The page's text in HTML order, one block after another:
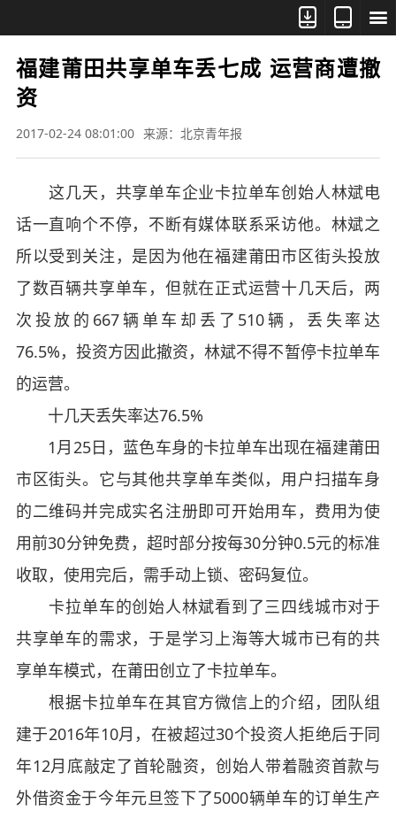



福建莆田共享单车丢七成 运营商遭撤
资
2017-02-24 08:01:00 来源：北京青年报
这几天，共享单车企业卡拉单车创始人林斌电
话一直响个不停，不断有媒体联系采访他。林斌之
所以受到关注，是因为他在福建莆田市区街头投放
了数百辆共享单车，但就在正式运营十几天后，两
次投放的667辆单车却丢了510辆，丢失率达
76.5%，投资方因此撤资，林斌不得不暂停卡拉单车
的运营。
十几天丢失率达76.5%
1月25日，蓝色车身的卡拉单车出现在福建莆田
市区街头。它与其他共享单车类似，用户扫描车身
的二维码并完成实名注册即可开始用车，费用为使
用前30分钟免费，超时部分按每30分钟0.5元的标准
收取，使用完后，需手动上锁、密码复位。
卡拉单车的创始人林斌看到了三四线城市对于
共享单车的需求，于是学习上海等大城市已有的共
享单车模式，在莆田创立了卡拉单车。
根据卡拉单车在其官方微信上的介绍，团队组
建于2016年10月，在被超过30个投资人拒绝后于同
年12月底敲定了首轮融资，创始人带着融资首款与
外借资金于今年元旦签下了5000辆单车的订单生产